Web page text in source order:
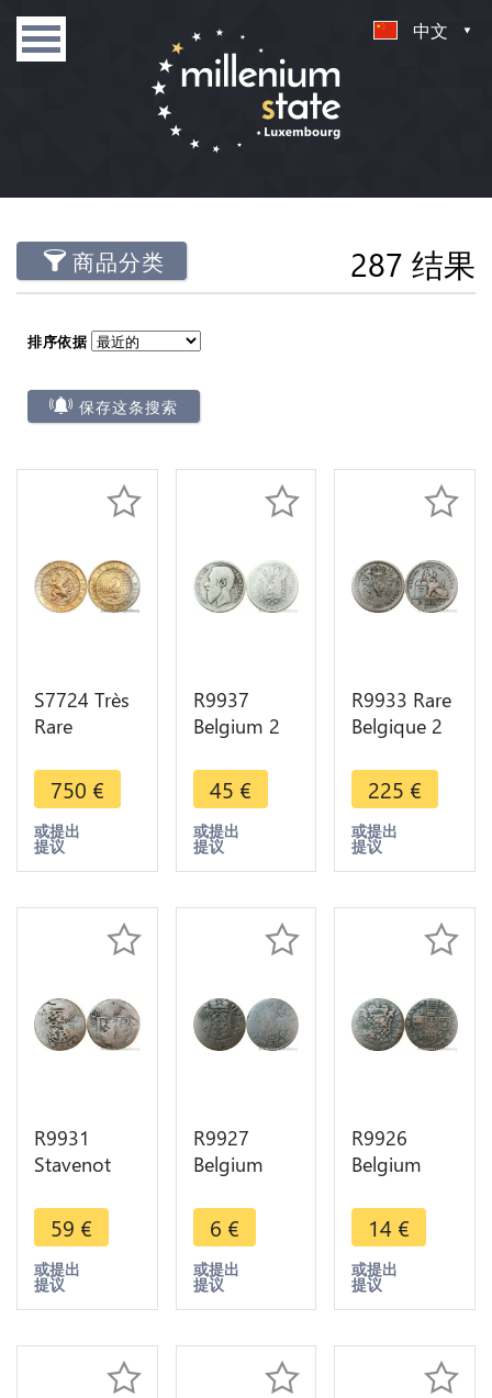
中文
商品分类 287 结果
排序依据
保存这条搜索
S7724 Très
Rare
Centimes
Léopold II
1898 PCGS
MS67 -
offer
750 €
或提出
提议
R9937
Belgium 2
Léopold II
type Wiener
1867 Silver
-> Make
45 €
或提出
提议
R9933 Rare
Belgique 2
Léopold Ier
1834 Point
Surfrappé 1
Cent Pays
225 €
或提出
提议
R9931
Stavenot
Liard
Ferdinand
de Bavière
1612 1650
59 €
或提出
提议
R9927
Belgium
Liard Jean
Theodore
of Bavaria
1750 ->
6 €
或提出
提议
R9926
Belgium
Liard Jean
Theodore
of Bavaria
1745 ->
14 €
或提出
提议